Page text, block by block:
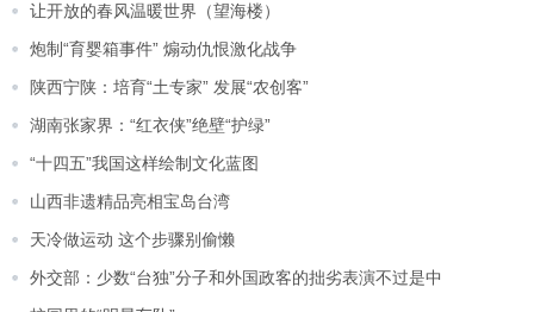
让开放的春风温暖世界（望海楼）
炮制“育婴箱事件” 煽动仇恨激化战争
陕西宁陕：培育“土专家” 发展“农创客”
湖南张家界：“红衣侠”绝壁“护绿”
“十四五”我国这样绘制文化蓝图
山西非遗精品亮相宝岛台湾
天冷做运动 这个步骤别偷懒
外交部：少数“台独”分子和外国政客的拙劣表演不过是中